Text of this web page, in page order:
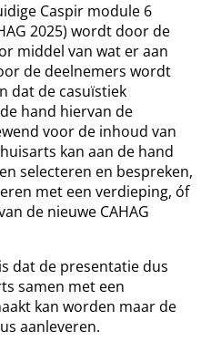
Caspir module 6
2025) wordt door de
middel van wat er aan
de deelnemers wordt
dat de casuïstiek
hand hiervan de
voor de inhoud van
kan aan de hand
selecteren en bespreken,
met een verdieping, óf
de nieuwe CAHAG
dat de presentatie dus
samen met een
kan worden maar de
aanleveren.